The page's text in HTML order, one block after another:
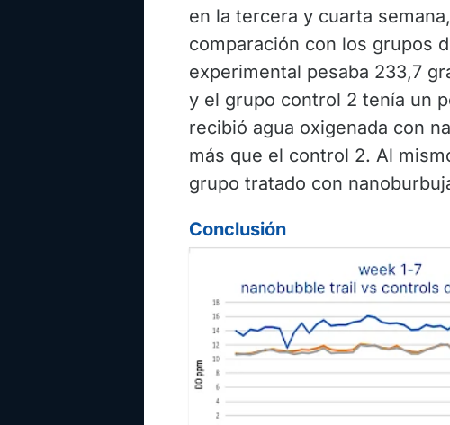
en la tercera y cuarta
comparación con los grupos
experimental pesaba 233,7
y el grupo control 2 tenía un
recibió agua oxigenada con
más que el control 2. Al
grupo tratado con
Conclusión